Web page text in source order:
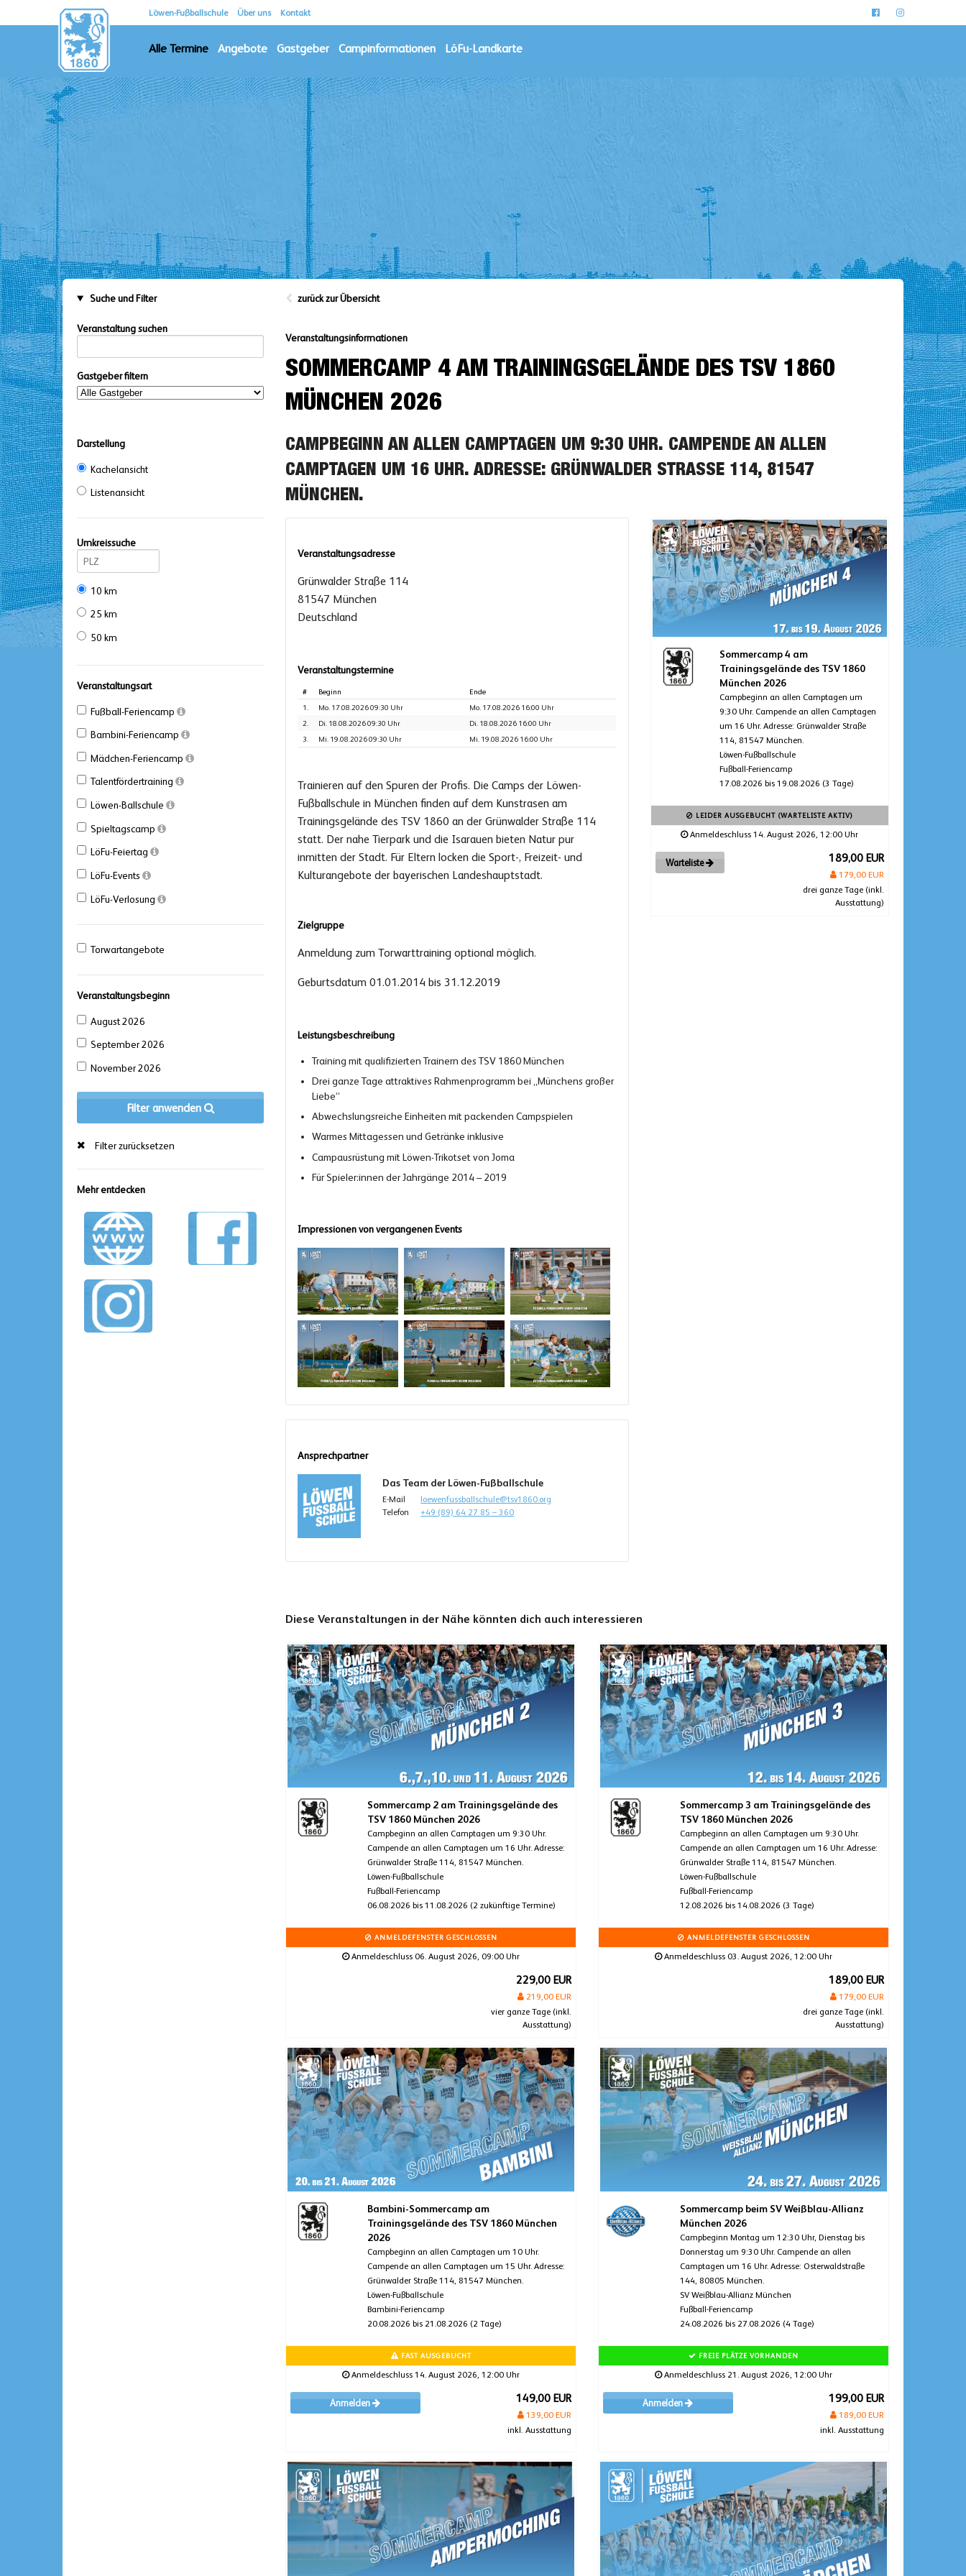
Löwen-Fußballschule Über uns Kontakt
Alle Termine Angebote Gastgeber Campinformationen LöFu-Landkarte
Suche und Filter
Veranstaltung suchen
Gastgeber filtern
Darstellung
Kachelansicht
Listenansicht
Umkreissuche
10 km
25 km
50 km
Veranstaltungsart
Fußball-Feriencamp
Bambini-Feriencamp
Mädchen-Feriencamp
Talentfördertraining
Löwen-Ballschule
Spieltagscamp
LöFu-Feiertag
LöFu-Events
LöFu-Verlosung
Torwartangebote
Veranstaltungsbeginn
August 2026
September 2026
November 2026
Filter anwenden
Filter zurücksetzen
Mehr entdecken
zurück zur Übersicht
Veranstaltungsinformationen
SOMMERCAMP 4 AM TRAININGSGELÄNDE DES TSV 1860
MÜNCHEN 2026
CAMPBEGINN AN ALLEN CAMPTAGEN UM 9:30 UHR. CAMPENDE AN ALLEN
CAMPTAGEN UM 16 UHR. ADRESSE: GRÜNWALDER STRASSE 114, 81547 M
ÜNCHEN.
Veranstaltungsadresse
Grünwalder Straße 114
81547 München
Deutschland
Veranstaltungstermine
# Beginn
Ende
1.
Mo. 17.08.2026 09:30 Uhr
Mo. 17.08.2026 16:00 Uhr
2.
Di. 18.08.2026 09:30 Uhr
Di. 18.08.2026 16:00 Uhr
3.
Mi. 19.08.2026 09:30 Uhr Mi. 19.08.2026 16:00 Uhr
Trainieren auf den Spuren der Profis. Die Camps der Löwen-
Fußballschule in München finden auf dem Kunstrasen am
Trainingsgelände des TSV 1860 an der Grünwalder Straße 114
statt. Der nahe Tierpark und die Isarauen bieten Natur pur
inmitten der Stadt. Für Eltern locken die Sport-, Freizeit- und
Kulturangebote der bayerischen Landeshauptstadt.
Zielgruppe
Anmeldung zum Torwarttraining optional möglich.
Geburtsdatum 01.01.2014 bis 31.12.2019
Leistungsbeschreibung
Training mit qualifizierten Trainern des TSV 1860 München
Drei ganze Tage attraktives Rahmenprogramm bei „Münchens großer
Liebe“
Abwechslungsreiche Einheiten mit packenden Campspielen
Warmes Mittagessen und Getränke inklusive
Campausrüstung mit Löwen-Trikotset von Joma
Für Spieler:innen der Jahrgänge 2014 – 2019
Impressionen von vergangenen Events
Ansprechpartner
Das Team der Löwen-Fußballschule
E-Mail
loewenfussballschule@tsv1860.org
Telefon
+49 (89) 64 27 85 – 360
Sommercamp 4 am
Trainingsgelände des TSV 1860
München 2026
Campbeginn an allen Camptagen um
9:30 Uhr. Campende an allen Camptagen
um 16 Uhr. Adresse: Grünwalder Straße
114, 81547 München.
Löwen-Fußballschule
Fußball-Feriencamp
17.08.2026 bis 19.08.2026 (3 Tage)
LEIDER AUSGEBUCHT (WARTELISTE AKTIV)
Anmeldeschluss 14. August 2026, 12:00 Uhr
Warteliste 189,00 EUR
179,00 EUR
drei ganze Tage (inkl.
Ausstattung)
Diese Veranstaltungen in der Nähe könnten dich auch interessieren
Sommercamp 2 am Trainingsgelände des
TSV 1860 München 2026
Campbeginn an allen Camptagen um 9:30 Uhr.
Campende an allen Camptagen um 16 Uhr. Adresse:
Grünwalder Straße 114, 81547 München.
Löwen-Fußballschule
Fußball-Feriencamp
06.08.2026 bis 11.08.2026 (2 zukünftige Termine)
ANMELDEFENSTER GESCHLOSSEN
Anmeldeschluss 06. August 2026, 09:00 Uhr
229,00 EUR
219,00 EUR
vier ganze Tage (inkl.
Ausstattung)
Sommercamp 3 am Trainingsgelände des
TSV 1860 München 2026
Campbeginn an allen Camptagen um 9:30 Uhr.
Campende an allen Camptagen um 16 Uhr. Adresse:
Grünwalder Straße 114, 81547 München.
Löwen-Fußballschule
Fußball-Feriencamp
12.08.2026 bis 14.08.2026 (3 Tage)
ANMELDEFENSTER GESCHLOSSEN
Anmeldeschluss 03. August 2026, 12:00 Uhr
189,00 EUR
179,00 EUR
drei ganze Tage (inkl.
Ausstattung)
Bambini-Sommercamp am
Trainingsgelände des TSV 1860 München
2026
Campbeginn an allen Camptagen um 10 Uhr.
Campende an allen Camptagen um 15 Uhr. Adresse:
Grünwalder Straße 114, 81547 München.
Löwen-Fußballschule
Bambini-Feriencamp
20.08.2026 bis 21.08.2026 (2 Tage)
FAST AUSGEBUCHT
Anmeldeschluss 14. August 2026, 12:00 Uhr
Anmelden 149,00 EUR
139,00 EUR
inkl. Ausstattung
Sommercamp beim SV Weißblau-Allianz
München 2026
Campbeginn Montag um 12:30 Uhr, Dienstag bis
Donnerstag um 9:30 Uhr. Campende an allen
Camptagen um 16 Uhr. Adresse: Osterwaldstraße
144, 80805 München.
SV Weißblau-Allianz München
Fußball-Feriencamp
24.08.2026 bis 27.08.2026 (4 Tage)
FREIE PLÄTZE VORHANDEN
Anmeldeschluss 21. August 2026, 12:00 Uhr
Anmelden 199,00 EUR
189,00 EUR
inkl. Ausstattung